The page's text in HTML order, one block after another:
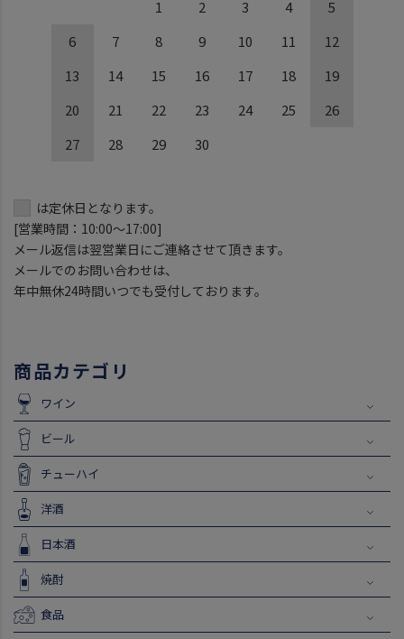
1 2 3 4
5
6
7 8 9 10 11
12
13
14 15 16 17 18
19
20
21 22 23 24 25
26
27
28 29 30
は定休日となります。
[営業時間：10:00～17:00]
メール返信は翌営業日にご連絡させて頂きます。
メールでのお問い合わせは、
年中無休24時間いつでも受付しております。
商品カテゴリ
ワイン
ビール
チューハイ
洋酒
日本酒
焼酎
食品